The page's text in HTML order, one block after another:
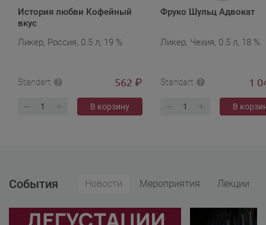
История любви Кофейный
вкус
Ликер, Россия, 0.5 л, 19 %
Standart 562 ₽
В корзину
Фруко Шульц Адвокат
Ликер, Чехия, 0.5 л, 18 %
Standart 1
В
События Новости Мероприятия Лекции